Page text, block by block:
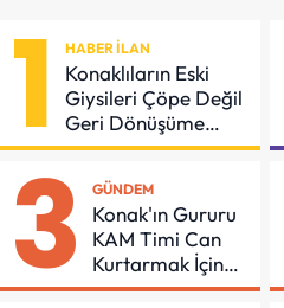
1 HABER İLAN
Konaklıların Eski
Giysileri Çöpe Değil
Geri Dönüşüme
Gidiyor
3 GÜNDEM
Konak'ın Gururu
KAM Timi Can
Kurtarmak İçin
Demir Aldı